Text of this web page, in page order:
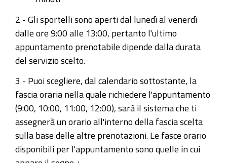
2 - Gli sportelli sono aperti dal lunedì al venerdì
dalle ore 9:00 alle 13:00, pertanto l'ultimo
appuntamento prenotabile dipende dalla durata
del servizio scelto.
3 - Puoi scegliere, dal calendario sottostante, la
fascia oraria nella quale richiedere l'appuntamento
(9:00, 10:00, 11:00, 12:00), sarà il sistema che ti
assegnerà un orario all'interno della fascia scelta
sulla base delle altre prenotazioni. Le fasce orario
disponibili per l'appuntamento sono quelle in cui